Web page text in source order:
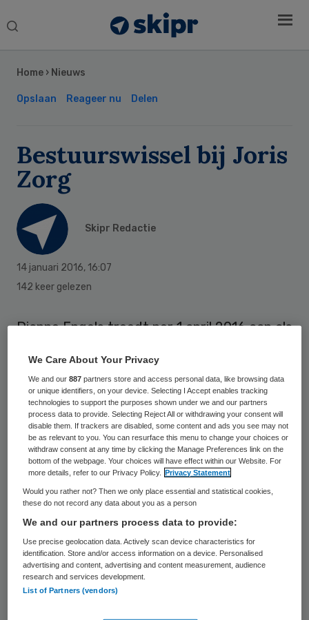
Search
Home › Nieuws
Opslaan Reageer nu Delen
Bestuurswissel bij Joris
Zorg
Skipr Redactie
14 januari 2016, 16:07
142 keer gelezen
Dianne Engels treedt per 1 april 2016 aan als
Arnold Vosters op, die met pensioen gaat.
Dianne Engels is nu nog lid van de raad van
bestuur van de ‎Regionale Stichting
Zorgcentra de Kempen. Daarvoor is ze
onder meer voorzitter van de raad van
bestuur geweest van Valkenhorst
Vrouwenopvang Breda. Engels heeft
Gezondheidswetenschappen gestudeerd.
Zij is gestart als verplegingswetenschapper
en heeft door de jaren heen afwisselende
functies bekleed.
Sidebar
We Care About Your Privacy
We and our887 partners store and access personal data, like browsing data
or unique identifiers, on your device. Selecting I Accept enables tracking
technologies to support the purposes shown under we and our partners
process data to provide. Selecting Reject All or withdrawing your consent will
disable them. If trackers are disabled, some content and ads you see may not
be as relevant to you. You can resurface this menu to change your choices or
withdraw consent at any time by clicking the Manage Preferences link on the
bottom of the webpage. Your choices will have effect within our Website. For
more details, refer to our Privacy Policy.
Privacy Statement
Would you rather not? Then we only place essential and statistical cookies,
these do not record any data about you as a person
We and our partners process data to provide:
Use precise geolocation data. Actively scan device characteristics for
identification. Store and/or access information on a device. Personalised
advertising and content, advertising and content measurement, audience
research and services development.
List of Partners (vendors)